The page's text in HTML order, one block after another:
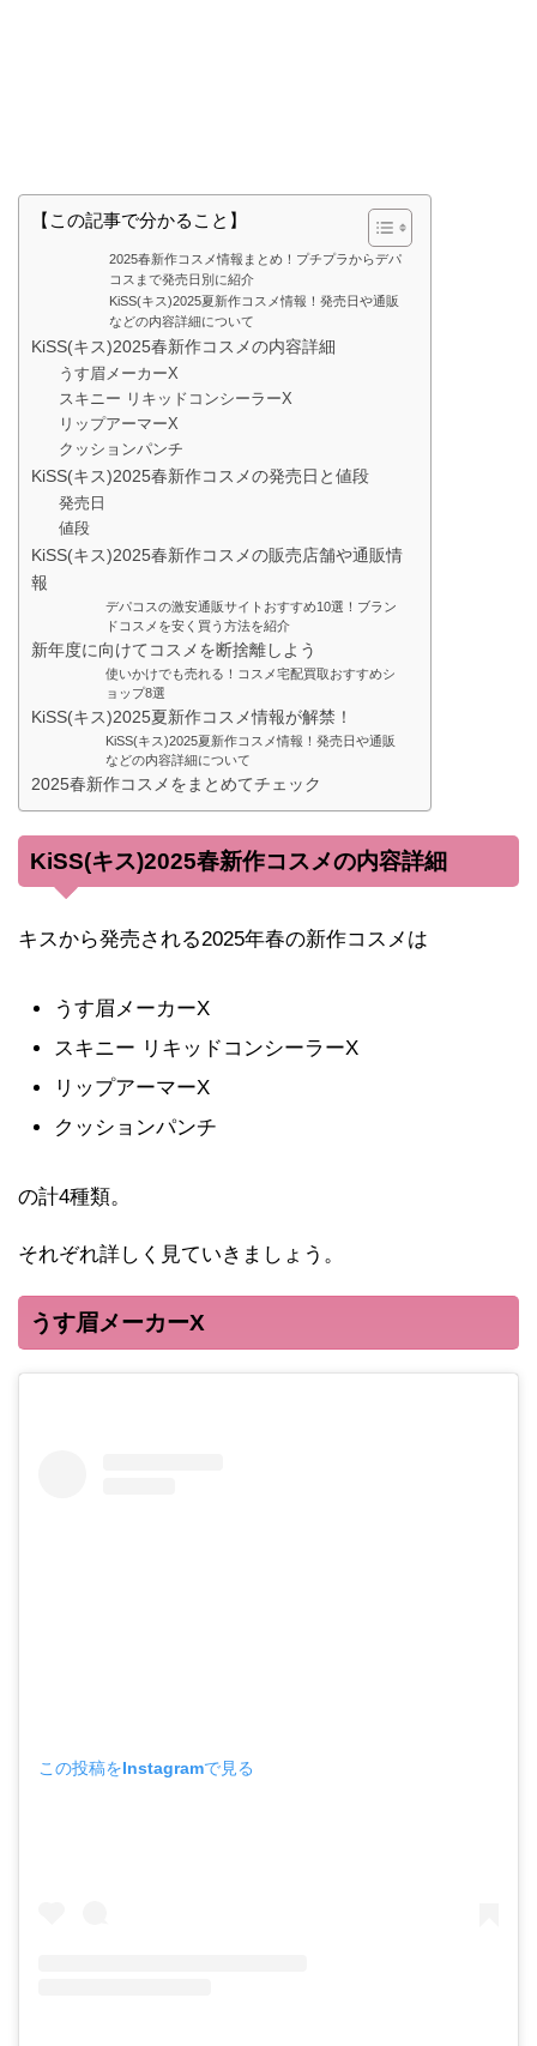
【この記事で分かること】
2025春新作コスメ情報まとめ！プチプラからデパ
コスまで発売日別に紹介
KiSS(キス)2025夏新作コスメ情報！発売日や通販
などの内容詳細について
KiSS(キス)2025春新作コスメの内容詳細
うす眉メーカーX
スキニー リキッドコンシーラーX
リップアーマーX
クッションパンチ
KiSS(キス)2025春新作コスメの発売日と値段
発売日
値段
KiSS(キス)2025春新作コスメの販売店舗や通販情
報
デパコスの激安通販サイトおすすめ10選！ブラン
ドコスメを安く買う方法を紹介
新年度に向けてコスメを断捨離しよう
使いかけでも売れる！コスメ宅配買取おすすめシ
ョップ8選
KiSS(キス)2025夏新作コスメ情報が解禁！
KiSS(キス)2025夏新作コスメ情報！発売日や通販
などの内容詳細について
2025春新作コスメをまとめてチェック
KiSS(キス)2025春新作コスメの内容詳細
キスから発売される2025年春の新作コスメは
うす眉メーカーX
スキニー リキッドコンシーラーX
リップアーマーX
クッションパンチ
の計4種類。
それぞれ詳しく見ていきましょう。
うす眉メーカーX
この投稿をInstagramで見る